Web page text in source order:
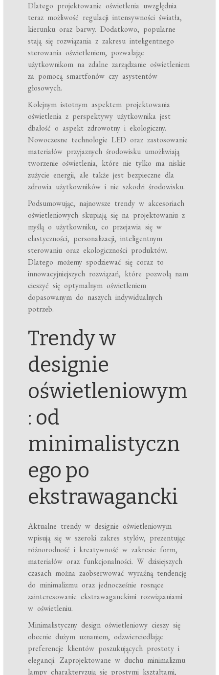
Dlatego projektowanie oświetlenia uwzględnia
teraz możliwość regulacji intensywności światła,
kierunku oraz barwy. Dodatkowo, popularne
stają się rozwiązania z zakresu inteligentnego
sterowania oświetleniem, pozwalając
użytkownikom na zdalne zarządzanie oświetleniem
za pomocą smartfonów czy asystentów
głosowych.
Kolejnym istotnym aspektem projektowania
oświetlenia z perspektywy użytkownika jest
dbałość o aspekt zdrowotny i ekologiczny.
Nowoczesne technologie LED oraz zastosowanie
materiałów przyjaznych środowisku umożliwiają
tworzenie oświetlenia, które nie tylko ma niskie
zużycie energii, ale także jest bezpieczne dla
zdrowia użytkowników i nie szkodzi środowisku.
Podsumowując, najnowsze trendy w akcesoriach
oświetleniowych skupiają się na projektowaniu z
myślą o użytkowniku, co przejawia się w
elastyczności, personalizacji, inteligentnym
sterowaniu oraz ekologiczności produktów.
Dlatego możemy spodziewać się coraz to
innowacyjniejszych rozwiązań, które pozwolą nam
cieszyć się optymalnym oświetleniem
dopasowanym do naszych indywidualnych
potrzeb.
Trendy w
designie
oświetleniowym
: od
minimalistyczn
ego po
ekstrawagancki
Aktualne trendy w designie oświetleniowym
wpisują się w szeroki zakres stylów, prezentując
różnorodność i kreatywność w zakresie form,
materiałów oraz funkcjonalności. W dzisiejszych
czasach można zaobserwować wyraźną tendencję
do minimalizmu oraz jednocześnie rosnące
zainteresowanie ekstrawaganckimi rozwiązaniami
w oświetleniu.
Minimalistyczny design oświetleniowy cieszy się
obecnie dużym uznaniem, odzwierciedlając
preferencje klientów poszukujących prostoty i
elegancji. Zaprojektowane w duchu minimalizmu
lampy charakteryzują się prostymi kształtami,